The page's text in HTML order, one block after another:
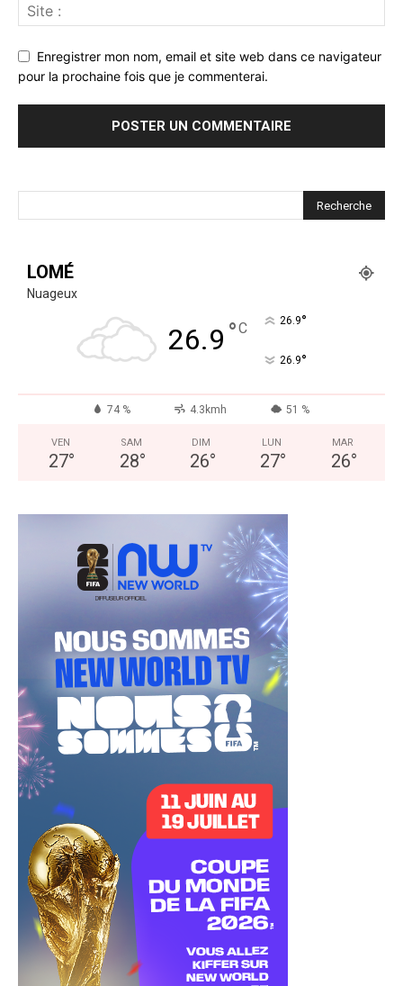
Enregistrer mon nom, email et site web dans ce navigateur
pour la prochaine fois que je commenterai.
LOMÉ
Nuageux
26.9 °C 26.9°
26.9°
74 % 4.3kmh 51 %
VEN
27°
SAM
28°
DIM
26°
LUN
27°
MAR
26°